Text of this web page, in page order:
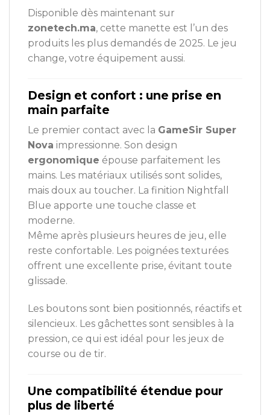
Disponible dès maintenant sur
zonetech.ma, cette manette est l’un des
produits les plus demandés de 2025. Le jeu
change, votre équipement aussi.
Design et confort : une prise en
main parfaite
Le premier contact avec la GameSir Super
Nova impressionne. Son design
ergonomique épouse parfaitement les
mains. Les matériaux utilisés sont solides,
mais doux au toucher. La finition Nightfall
Blue apporte une touche classe et
moderne.
Même après plusieurs heures de jeu, elle
reste confortable. Les poignées texturées
offrent une excellente prise, évitant toute
glissade.
Les boutons sont bien positionnés, réactifs et
silencieux. Les gâchettes sont sensibles à la
pression, ce qui est idéal pour les jeux de
course ou de tir.
Une compatibilité étendue pour
plus de liberté